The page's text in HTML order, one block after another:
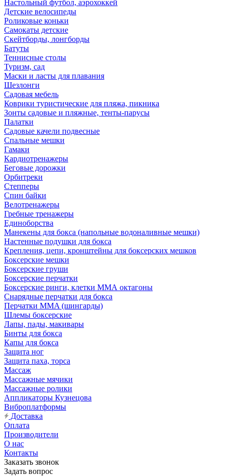
Настольный футбол, аэрохоккей
Детские велосипеды
Роликовые коньки
Самокаты детские
Скейтборды, лонгборды
Батуты
Теннисные столы
Туризм, сад
Маски и ласты для плавания
Шезлонги
Садовая мебель
Коврики туристические для пляжа, пикника
Зонты садовые и пляжные, тенты-парусы
Палатки
Садовые качели подвесные
Спальные мешки
Гамаки
Кардиотренажеры
Беговые дорожки
Орбитреки
Степперы
Спин байки
Велотренажеры
Гребные тренажеры
Единоборства
Манекены для бокса (напольные водоналивные мешки)
Настенные подушки для бокса
Крепления, цепи, кронштейны для боксерских мешков
Боксерские мешки
Боксерские груши
Боксерские перчатки
Боксерские ринги, клетки ММА октагоны
Снарядные перчатки для бокса
Перчатки MMA (шингарды)
Шлемы боксерские
Лапы, пады, макивары
Бинты для бокса
Капы для бокса
Защита ног
Защита паха, торса
Массаж
Массажные мячики
Массажные ролики
Аппликаторы Кузнецова
Виброплатформы
Доставка
Оплата
Производители
О нас
Контакты
Заказать звонок
Задать вопрос